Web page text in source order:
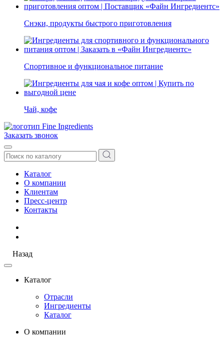
Снэки, продукты быстрого приготовления
Спортивное и функциональное питание
Чай, кофе
Заказать звонок
Каталог
О компании
Клиентам
Пресс-центр
Контакты
Назад
Каталог
Отрасли
Ингредиенты
Каталог
О компании